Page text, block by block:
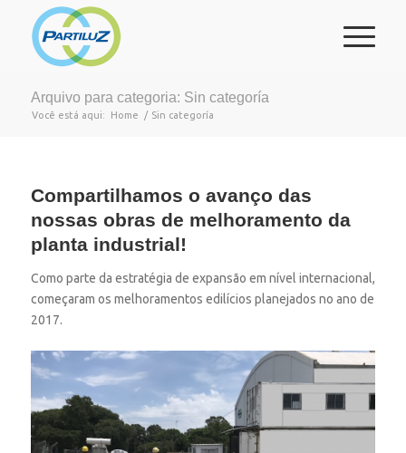
Arquivo para categoria: Sin categoría
Você está aqui: Home / Sin categoría
Compartilhamos o avanço das
nossas obras de melhoramento da
planta industrial!
Como parte da estratégia de expansão em nível internacional,
começaram os melhoramentos edilícios planejados no ano de
2017.